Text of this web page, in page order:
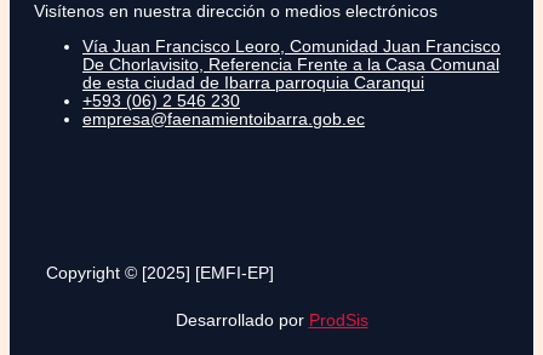
Visítenos en nuestra dirección o medios electrónicos
Vía Juan Francisco Leoro, Comunidad Juan Francisco
De Chorlavisito, Referencia Frente a la Casa Comunal
de esta ciudad de Ibarra parroquia Caranqui
+593 (06) 2 546 230
empresa@faenamientoibarra.gob.ec
Copyright © [2025] [EMFI-EP]
Desarrollado por ProdSis